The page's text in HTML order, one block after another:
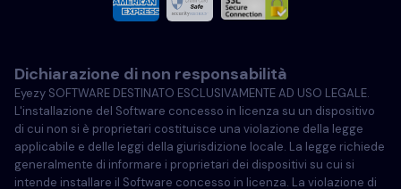
Italiano
Portoghese
Türkçe
Polski
Dichiarazione di non responsabilità
Eyezy SOFTWARE DESTINATO ESCLUSIVAMENTE AD USO LEGALE.
L'installazione del Software concesso in licenza su un dispositivo
di cui non si è proprietari costituisce una violazione della legge
applicabile e delle leggi della giurisdizione locale. La legge richiede
generalmente di informare i proprietari dei dispositivi su cui si
intende installare il Software concesso in licenza. La violazione di